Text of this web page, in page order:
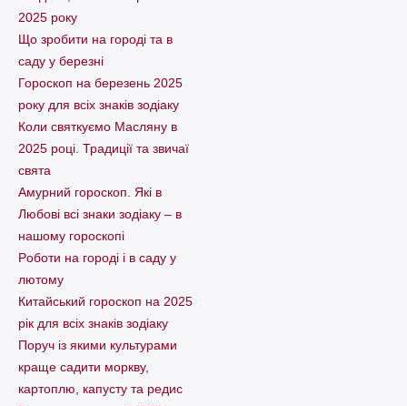
2025 року
Що зробити на городі та в
саду у березні
Гороскоп на березень 2025
року для всіх знаків зодіаку
Коли святкуємо Масляну в
2025 році. Традиції та звичаї
свята
Амурний гороскоп. Які в
Любові всі знаки зодіаку – в
нашому гороскопі
Pоботи на городі і в саду у
лютому
Китайський гороскоп на 2025
рік для всіх знаків зодіаку
Поруч із якими культурами
краще садити моркву,
картоплю, капусту та редис